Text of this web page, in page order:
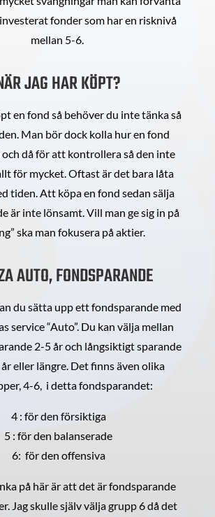
fonder som har en risknivå
mellan 5-6.
JAG HAR KÖPT?
en fond så behöver du inte tänka så
Man bör dock kolla hur en fond
då för att kontrollera så den inte
för mycket. Oftast är det bara låta
tiden. Att köpa en fond sedan sälja
är inte lönsamt. Vill man ge sig in på
ska man fokusera på aktier.
AUTO, FONDSPARANDE
du sätta upp ett fondsparande med
service “Auto”. Du kan välja mellan
2-5 år och långsiktigt sparande
eller längre. Det finns även olika
4-6, i detta fondsparandet:
4 : för den försiktiga
5 : för den balanserade
6: för den offensiva
på här är att det är fondsparande
Jag skulle själv välja grupp 6 då det